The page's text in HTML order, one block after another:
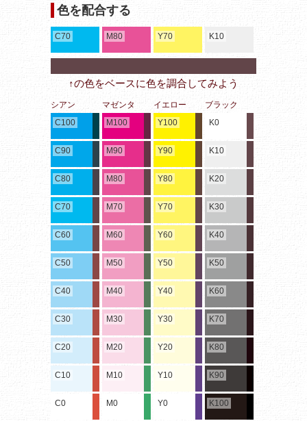
色を配合する
C70 M80 Y70 K10
↑の色をベースに色を調合してみよう
シアン
C100
C90
C80
C70
C60
C50
C40
C30
C20
C10
C0
マゼンタ
M100
M90
M80
M70
M60
M50
M40
M30
M20
M10
M0
イエロー
Y100
Y90
Y80
Y70
Y60
Y50
Y40
Y30
Y20
Y10
Y0
ブラック
K0
K10
K20
K30
K40
K50
K60
K70
K80
K90
K100